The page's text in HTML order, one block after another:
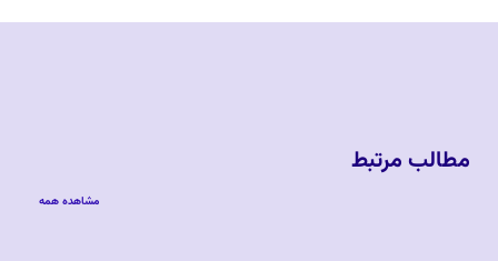
مطالب مرتبط
مشاهده همه